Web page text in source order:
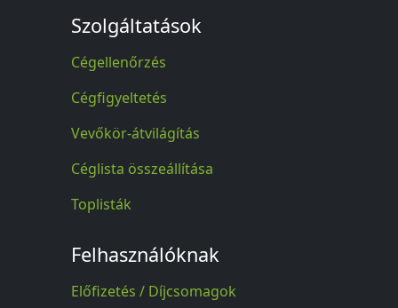
Szolgáltatások
Cégellenőrzés
Cégfigyeltetés
Vevőkör-átvilágítás
Céglista összeállítása
Toplisták
Felhasználóknak
Előfizetés / Díjcsomagok